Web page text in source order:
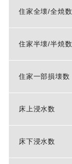
住家全壊/全焼数
住家半壊/半焼数
住家一部損壊数
床上浸水数
床下浸水数